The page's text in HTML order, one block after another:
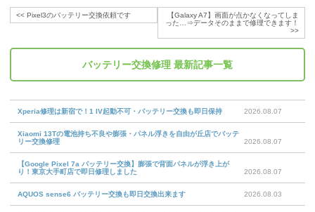
<<Pixel3のバッテリー交換依頼です
【Galaxy A7】画面が点かなくなってしま
った…⇒データそのままで修理できます！
>>
バッテリー交換修理 最新記事一覧
Xperia修理は新宿で！1 IV起動不可・バッテリー交換も即日保持 2026.08.07
Xiaomi 13Tの電池持ち不良や膨張・パネル浮きを自由が丘店でバッテ
リー交換修理
2026.08.07
【Google Pixel 7a バッテリー交換】膨張で背面パネルが浮き上が
り！東京大手町店で即日修理しました
2026.08.07
AQUOS sense6 バッテリー交換も即日交換出来ます 2026.08.03